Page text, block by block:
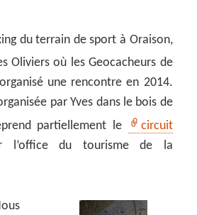
du terrain de sport à Oraison,
Oliviers où les Geocacheurs de
une rencontre en 2014.
par Yves dans le bois de
partiellement le
circuit
l’office du tourisme de la